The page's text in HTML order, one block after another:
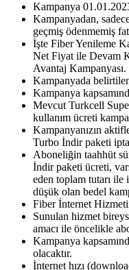
Kampanya
Kampanyadan,
geçmiş ödenmemiş
İşte Fiber Yenileme
Net Fiyat ile Devam
Avantaj Kampanyası.
Kampanyada
Kampanya
Mevcut Turkcell
kullanım ücreti
Kampanyanızın
Turbo İndir paketi
Aboneliğin taahhüt
İndir paketi ücreti,
eden toplam tutarı ile
düşük olan bedel
Fiber İnternet
Sunulan hizmet
amacı ile öncelikle
Kampanya
olacaktır.
İnternet hızı